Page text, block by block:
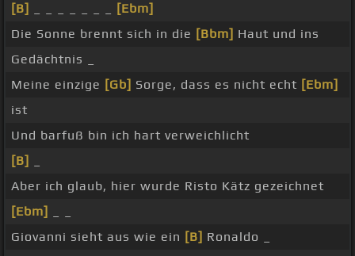
[B]
[Ebm]
Die Sonne brennt sich in die [Bbm] Haut und ins
Gedächtnis _
Meine einzige [Gb] Sorge, dass es nicht echt [Ebm]
ist
Und barfuß bin ich hart verweichlicht
[B]
Aber ich glaub, hier wurde Risto Kätz gezeichnet
[Ebm]
Giovanni sieht aus wie ein [B] Ronaldo _